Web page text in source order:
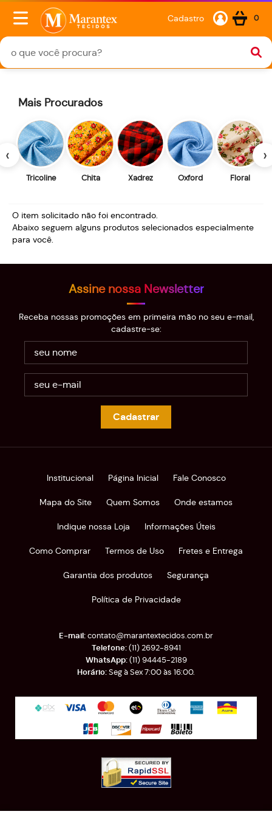
Cadastro 0
‹
Mais Procurados
Tricoline Chita Xadrez Oxford Floral
›
O item solicitado não foi encontrado.
Abaixo seguem alguns produtos selecionados especialmente
para você.
Assine nossa Newsletter
Receba nossas promoções em primeira mão no seu e-mail,
cadastre-se:
Cadastrar
Institucional Página Inicial Fale Conosco
Mapa do Site Quem Somos Onde estamos
Indique nossa Loja Informações Úteis
Como Comprar Termos de Uso Fretes e Entrega
Garantia dos produtos Segurança
Política de Privacidade
(11)2692-8941
(11)94445-2189
Seg à Sex 7:00 às 16:00.
contato@marantextecidos.com.br